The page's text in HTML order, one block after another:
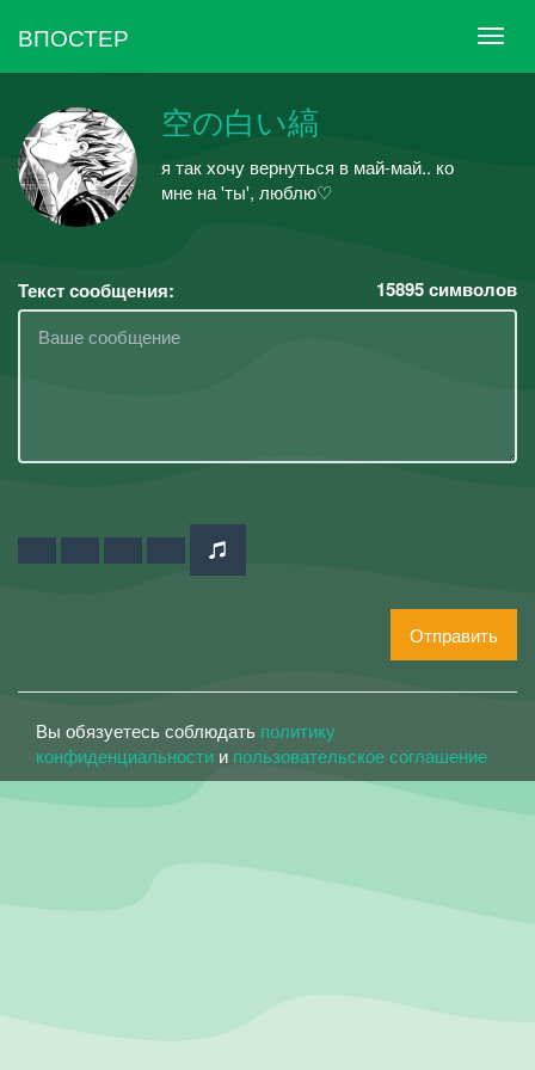
ВПОСТЕР
空の白い縞
я так хочу вернуться в май-май.. ко
мне на 'ты', люблю♡
Текст сообщения: 15895символов
Отправить
Вы обязуетесь соблюдать политику
конфиденциальности и пользовательское соглашение